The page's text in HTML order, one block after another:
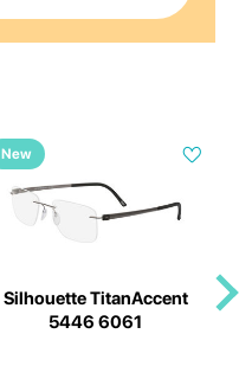
New
Silhouette TitanAccent
5446 6061